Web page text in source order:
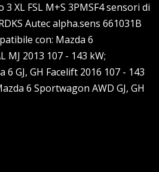
XL FSL M+S 3PMSF4 sensori di
Autec alpha.sens 661031B
con: Mazda 6
MJ 2013 107 - 143 kW;
GJ, GH Facelift 2016 107 - 143
6 Sportwagon AWD GJ, GH